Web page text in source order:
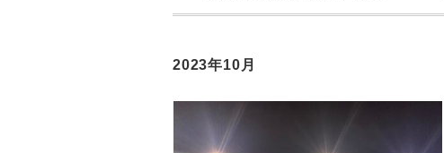
2023年10月